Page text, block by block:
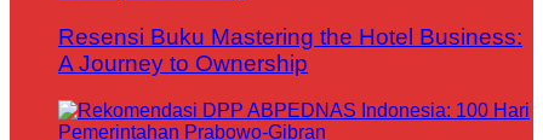
Resensi Buku Mastering the Hotel Business:
A Journey to Ownership